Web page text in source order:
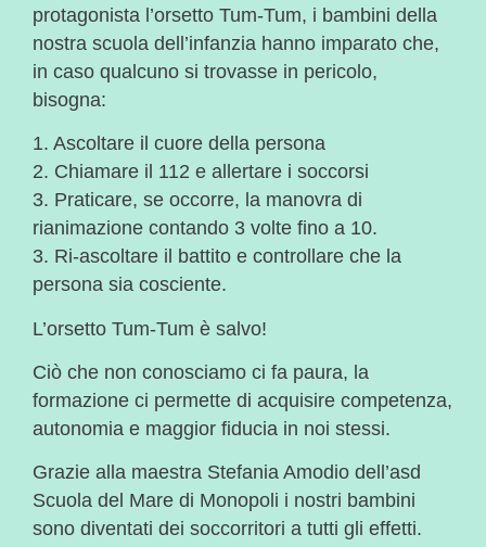
protagonista l’orsetto Tum-Tum, i bambini della
nostra scuola dell’infanzia hanno imparato che,
in caso qualcuno si trovasse in pericolo,
bisogna:
1. Ascoltare il cuore della persona
2. Chiamare il 112 e allertare i soccorsi
3. Praticare, se occorre, la manovra di
rianimazione contando 3 volte fino a 10.
3. Ri-ascoltare il battito e controllare che la
persona sia cosciente.
L’orsetto Tum-Tum è salvo!
Ciò che non conosciamo ci fa paura, la
formazione ci permette di acquisire competenza,
autonomia e maggior fiducia in noi stessi.
Grazie alla maestra Stefania Amodio dell’asd
Scuola del Mare di Monopoli i nostri bambini
sono diventati dei soccorritori a tutti gli effetti.